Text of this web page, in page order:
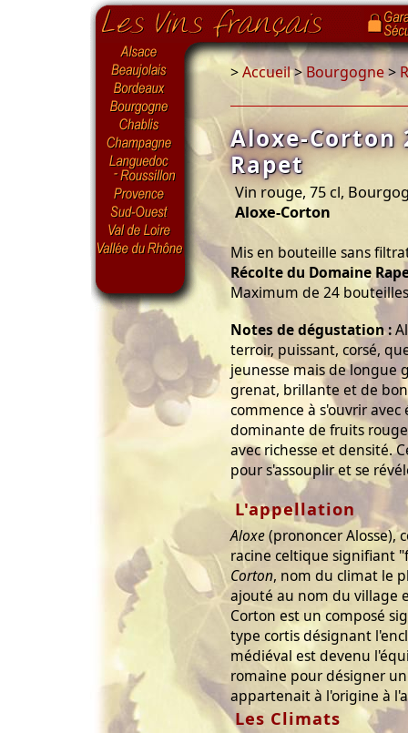
>Accueil>Bourgogne>
Aloxe-Corton
Rapet
Vin rouge, 75 cl,
Aloxe-Corton
Mis en bouteille sans
Récolte du Domaine
Maximum de 24
Notes de dégustation :
terroir, puissant, corsé,
jeunesse mais de longue
grenat, brillante et de
commence à s'ouvrir avec
dominante de fruits
avec richesse et densité.
pour s'assouplir et se
L'appellation
Aloxe(prononcer Alosse),
racine celtique signifiant
Corton, nom du climat le
ajouté au nom du village
Corton est un composé
type cortis désignant
médiéval est devenu
romaine pour désigner
appartenait à l'origine à
Les Climats